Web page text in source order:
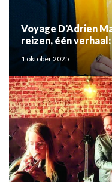
Voyage D'Adrien
reizen, één
Mouden
1 oktober 2025